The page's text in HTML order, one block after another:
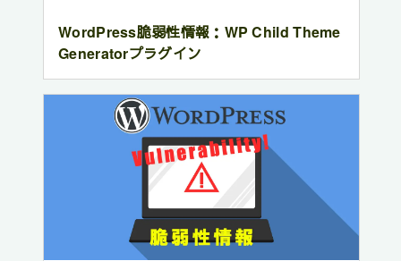
WordPress脆弱性情報：WP Child Theme
Generatorプラグイン